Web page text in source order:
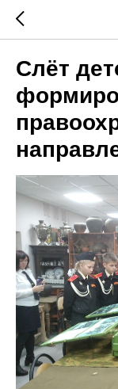
Слëт